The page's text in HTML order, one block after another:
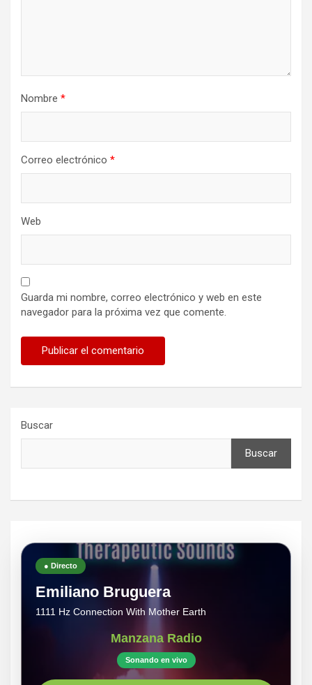
Nombre *
Correo electrónico *
Web
Guarda mi nombre, correo electrónico y web en este
navegador para la próxima vez que comente.
Buscar
Buscar
● Directo
Emiliano Bruguera
1111 Hz Connection With Mother Earth
Manzana Radio
Sonando en vivo